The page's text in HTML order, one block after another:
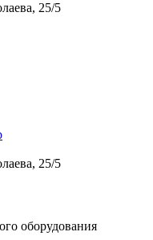
25/5
25/5
оборудования